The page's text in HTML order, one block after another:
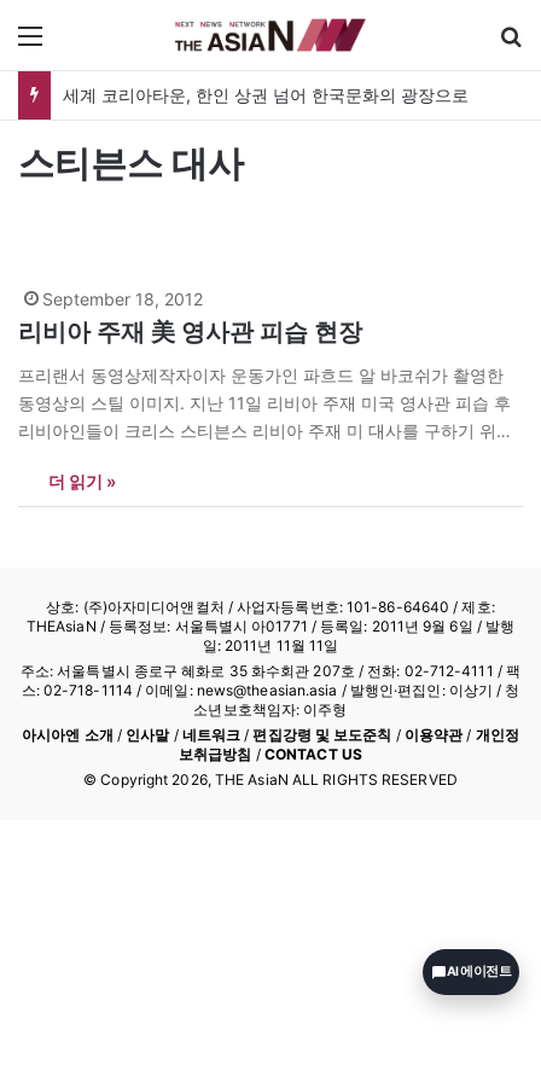
세계 코리아타운, 한인 상권 넘어 한국문화의 광장으로
스티븐스 대사
September 18, 2012
리비아 주재 美 영사관 피습 현장
프리랜서 동영상제작자이자 운동가인 파흐드 알 바코쉬가 촬영한
동영상의 스틸 이미지. 지난 11일 리비아 주재 미국 영사관 피습 후
리비아인들이 크리스 스티븐스 리비아 주재 미 대사를 구하기 위해
티븐스 대사를 우연히 발견했으며 그가 누군지 모르고 외국인인 줄
로만 알았다고 알 바코쉬와 다른 목격자…
더 읽기 »
상호: (주)아자미디어앤컬처 /사업자등록번호: 101-86-64640 / 제호:
THEAsiaN / 등록정보: 서울특별시 아01771 / 등록일: 2011년 9월 6일 / 발행
일: 2011년 11월 11일
주소: 서울특별시 종로구 혜화로 35 화수회관 207호 / 전화: 02-712-4111 / 팩
스: 02-718-1114 / 이메일: news@theasian.asia / 발행인·편집인: 이상기 / 청
소년보호책임자: 이주형
아시아엔 소개 / 인사말/ 네트워크 /편집강령 및 보도준칙 / 이용약관/ 개인정
보취급방침 / CONTACT US
© Copyright 2026, THE AsiaN ALL RIGHTS RESERVED
AI 에이전트